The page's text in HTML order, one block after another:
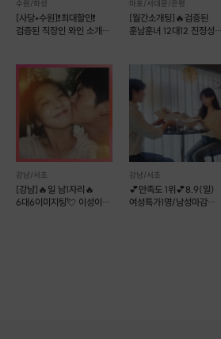
수원/화성
[사당•수원]❗️최대할인❗️
검증된 직장인 와인 소개팅
마포/서대문/은평
[월간소개팅]🔥검증된
훈남훈녀 12대12 진정성
강남/서초
[강남]🔥일 남1자리🔥
6대6이미지팅💘 이성이
강남/서초
💕만족도 1위💕8.9(일)
여성특가1명/남성마감